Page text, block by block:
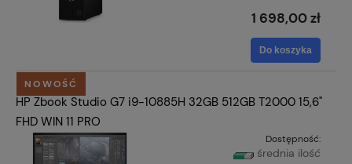
1 698,00 zł
Do koszyka
HP Zbook Studio G7 i9-10885H 32GB 512GB T2000 15,6"
FHD WIN 11 PRO
Dostępność:
średnia ilość
NOWOŚĆ